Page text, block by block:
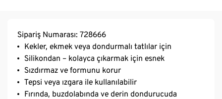
Sipariş Numarası: 728666
Kekler, ekmek veya dondurmalı tatlılar için
Silikondan – kolayca çıkarmak için esnek
Sızdırmaz ve formunu korur
Tepsi veya ızgara ile kullanılabilir
Fırında, buzdolabında ve derin dondurucuda